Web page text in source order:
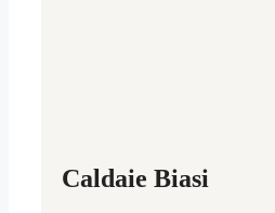
Caldaie Biasi